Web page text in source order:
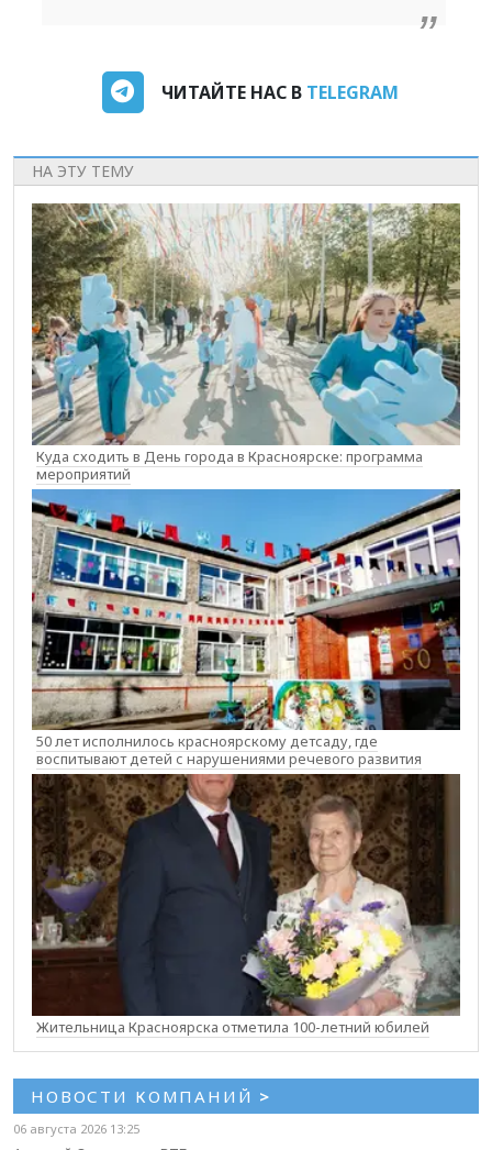
ЧИТАЙТЕ НАС В TELEGRAM
НА ЭТУ ТЕМУ
Куда сходить в День города в Красноярске: программа
мероприятий
50 лет исполнилось красноярскому детсаду, где
воспитывают детей с нарушениями речевого развития
Жительница Красноярска отметила 100-летний юбилей
НОВОСТИ КОМПАНИЙ >
06 августа 2026 13:25